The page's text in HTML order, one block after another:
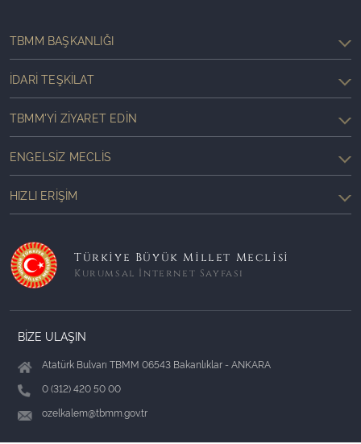
TBMM BAŞKANLIĞI
İDARI TEŞKILAT
TBMM'YI ZIYARET EDIN
ENGELSIZ MECLIS
HIZLI ERIŞIM
Türkiye Büyük Millet Meclisi
Kurumsal İnternet Sayfası
BİZE ULAŞIN
Atatürk Bulvarı TBMM 06543 Bakanlıklar - ANKARA
0 (312) 420 50 00
ozelkalem@tbmm.gov.tr